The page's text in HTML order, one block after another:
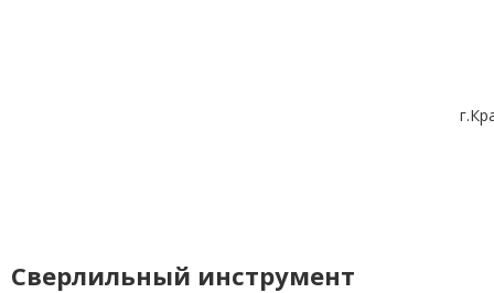
Сверлильный инструмент